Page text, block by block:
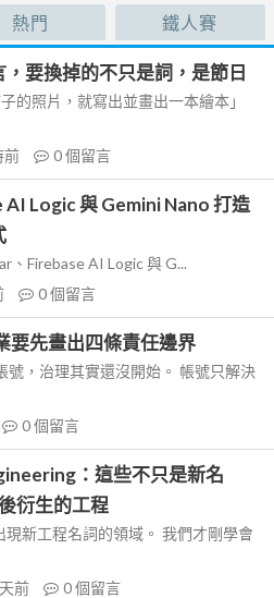
熱門 鐵人賽
要換掉的不只是詞，是節日
的照片，就寫出並畫出一本繪本」
前 0個留言
Logic 與 Gemini Nano 打造
、Firebase AI Logic 與 G...
0個留言
要先畫出四條責任邊界
號，治理其實還沒開始。 帳號只解決
0個留言
：這些不只是新名
衍生的工程
新工程名詞的領域。 我們才剛學會
前 0個留言